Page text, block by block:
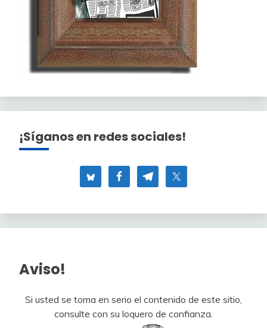
¡Síganos en redes sociales!
Aviso!
Si usted se toma en serio el contenido de este sitio,
consulte con su loquero de confianza.